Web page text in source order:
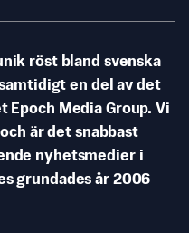
röst bland svenska
en del av det
Media Group. Vi
är det snabbast
nyhetsmedier i
grundades år 2006